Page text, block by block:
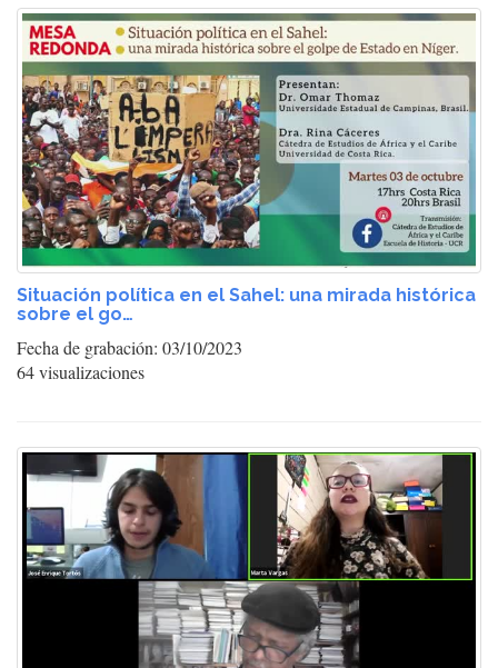
Situación política en el Sahel: una mirada histórica
sobre el go…
Fecha de grabación: 03/10/2023
64 visualizaciones